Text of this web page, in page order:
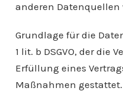
anderen
Grundlage für die
1 lit. b DSGVO, der die
Erfüllung eines
Maßnahmen gestattet.